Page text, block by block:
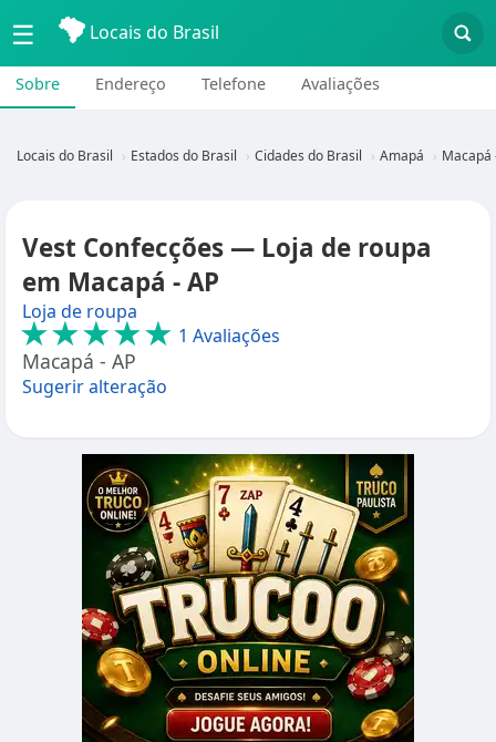
☰ Locais do Brasil
Sobre Endereço Telefone Avaliações
Locais do Brasil Estados do Brasil Cidades do Brasil Amapá Macapá
Vest Confecções — Loja de roupa
em Macapá - AP
Loja de roupa
★★★★★ 1 Avaliações
Macapá - AP
Sugerir alteração